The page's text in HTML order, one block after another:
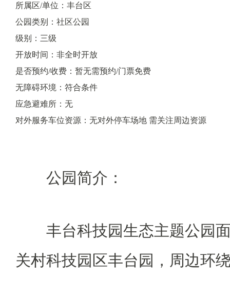
所属区/单位：丰台区
公园类别：社区公园
级别：三级
开放时间：非全时开放
是否预约/收费：暂无需预约/门票免费
无障碍环境：符合条件
应急避难所：无
对外服务车位资源：无对外停车场地 需关注周边资源
公园简介：
丰台科技园生态主题公园
关村科技园区丰台园，周边环